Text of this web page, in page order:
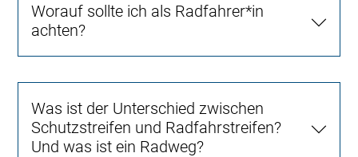
Worauf sollte ich als Radfahrer*in
achten?
Was ist der Unterschied zwischen
Schutzstreifen und Radfahrstreifen?
Und was ist ein Radweg?